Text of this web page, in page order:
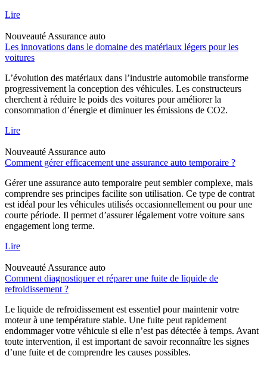
Lire
Nouveauté Assurance auto
Les innovations dans le domaine des matériaux légers pour les
voitures
L’évolution des matériaux dans l’industrie automobile transforme
progressivement la conception des véhicules. Les constructeurs
cherchent à réduire le poids des voitures pour améliorer la
consommation d’énergie et diminuer les émissions de CO2.
Lire
Nouveauté Assurance auto
Comment gérer efficacement une assurance auto temporaire ?
Gérer une assurance auto temporaire peut sembler complexe, mais
comprendre ses principes facilite son utilisation. Ce type de contrat
est idéal pour les véhicules utilisés occasionnellement ou pour une
courte période. Il permet d’assurer légalement votre voiture sans
engagement long terme.
Lire
Nouveauté Assurance auto
Comment diagnostiquer et réparer une fuite de liquide de
refroidissement ?
Le liquide de refroidissement est essentiel pour maintenir votre
moteur à une température stable. Une fuite peut rapidement
endommager votre véhicule si elle n’est pas détectée à temps. Avant
toute intervention, il est important de savoir reconnaître les signes
d’une fuite et de comprendre les causes possibles.